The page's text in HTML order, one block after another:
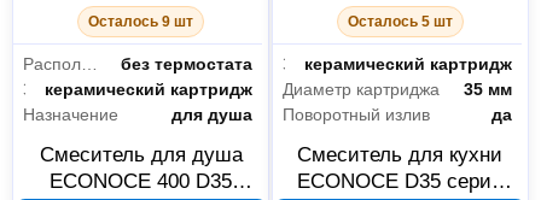
Осталось 9 шт
Расположение термостата
без термостата
Запорный клапанкерамический картридж
Назначение
для душа
Смеситель для душа
ECONOCE 400 D35
Осталось 5 шт
Запорный клапанкерамический картридж
Диаметр картриджа
35 мм
Поворотный излив
да
Смеситель для кухни
ECONOCE D35 серия